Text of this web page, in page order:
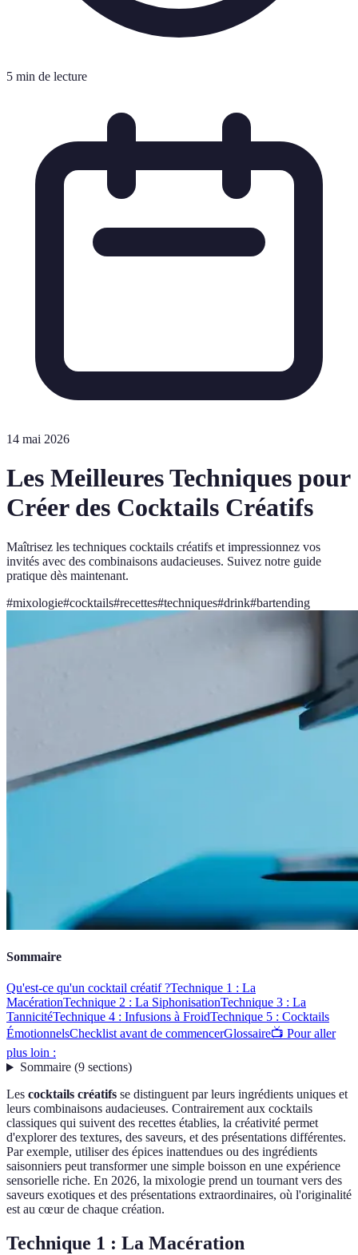
5 min de lecture
14 mai 2026
Les Meilleures Techniques pour
Créer des Cocktails Créatifs
Maîtrisez les techniques cocktails créatifs et impressionnez vos
invités avec des combinaisons audacieuses. Suivez notre guide
pratique dès maintenant.
#mixologie#cocktails#recettes#techniques#drink#bartending
Sommaire
Qu'est-ce qu'un cocktail créatif ?Technique 1 : La
MacérationTechnique 2 : La SiphonisationTechnique 3 : La
TannicitéTechnique 4 : Infusions à FroidTechnique 5 : Cocktails
ÉmotionnelsChecklist avant de commencerGlossaire📺 Pour aller
plus loin :
Sommaire(9 sections)
Les cocktails créatifs se distinguent par leurs ingrédients uniques et
leurs combinaisons audacieuses. Contrairement aux cocktails
classiques qui suivent des recettes établies, la créativité permet
d'explorer des textures, des saveurs, et des présentations différentes.
Par exemple, utiliser des épices inattendues ou des ingrédients
saisonniers peut transformer une simple boisson en une expérience
sensorielle riche. En 2026, la mixologie prend un tournant vers des
saveurs exotiques et des présentations extraordinaires, où l'originalité
est au cœur de chaque création.
Technique 1 : La Macération